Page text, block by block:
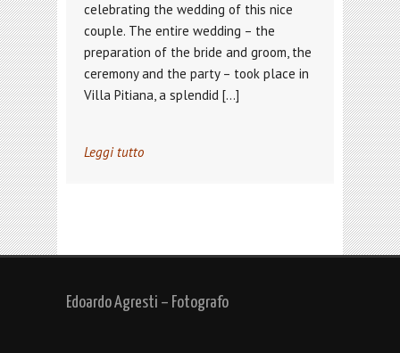
celebrating the wedding of this nice
couple. The entire wedding – the
preparation of the bride and groom, the
ceremony and the party – took place in
Villa Pitiana, a splendid […]
Leggi tutto
Edoardo Agresti – Fotografo